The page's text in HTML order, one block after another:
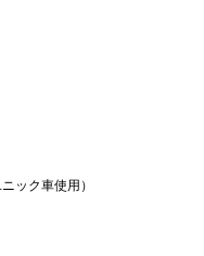
ック車使用）